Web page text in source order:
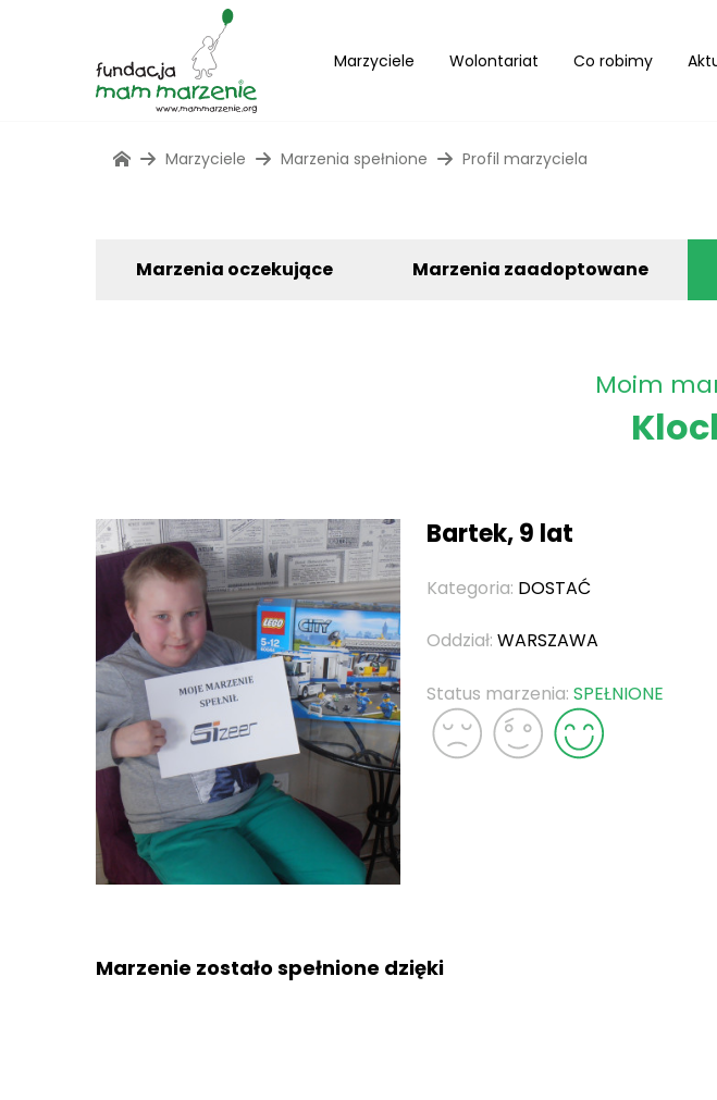
Marzyciele Wolontariat Co robimy
Marzyciele Marzenia spełnione Profil marzyciela
Marzenia oczekujące Marzenia zaadoptowane
Moim
Bartek, 9 lat
Kategoria: DOSTAĆ
Oddział: WARSZAWA
Status marzenia: SPEŁNIONE
Marzenie zostało spełnione dzięki